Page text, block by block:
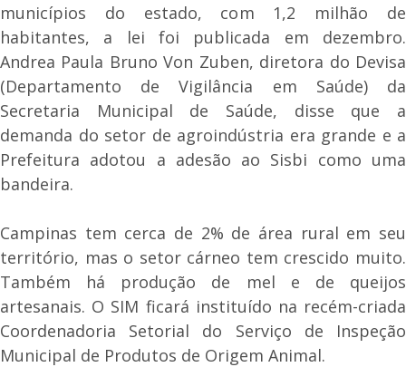
municípios do estado, com 1,2 milhão de
habitantes, a lei foi publicada em dezembro.
Andrea Paula Bruno Von Zuben, diretora do Devisa
(Departamento de Vigilância em Saúde) da
Secretaria Municipal de Saúde, disse que a
demanda do setor de agroindústria era grande e a
Prefeitura adotou a adesão ao Sisbi como uma
bandeira.
Campinas tem cerca de 2% de área rural em seu
território, mas o setor cárneo tem crescido muito.
Também há produção de mel e de queijos
artesanais. O SIM ficará instituído na recém-criada
Coordenadoria Setorial do Serviço de Inspeção
Municipal de Produtos de Origem Animal.